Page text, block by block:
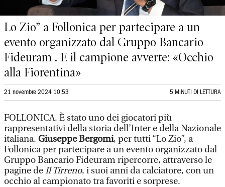
Lo Zio” a Follonica per partecipare a un
evento organizzato dal Gruppo Bancario
Fideuram . E il campione avverte: «Occhio
alla Fiorentina»
21 novembre 2024 10:53 5 MINUTI DI LETTURA
FOLLONICA. È stato uno dei giocatori più
rappresentativi della storia dell’Inter e della Nazionale
italiana. Giuseppe Bergomi, per tutti “Lo Zio”, a
Follonica per partecipare a un evento organizzato dal
Gruppo Bancario Fideuram ripercorre, attraverso le
pagine deIl Tirreno, i suoi anni da calciatore, con un
occhio al campionato tra favoriti e sorprese.